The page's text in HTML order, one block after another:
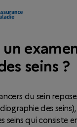
seins ?
du sein
des seins),
seins qui consiste